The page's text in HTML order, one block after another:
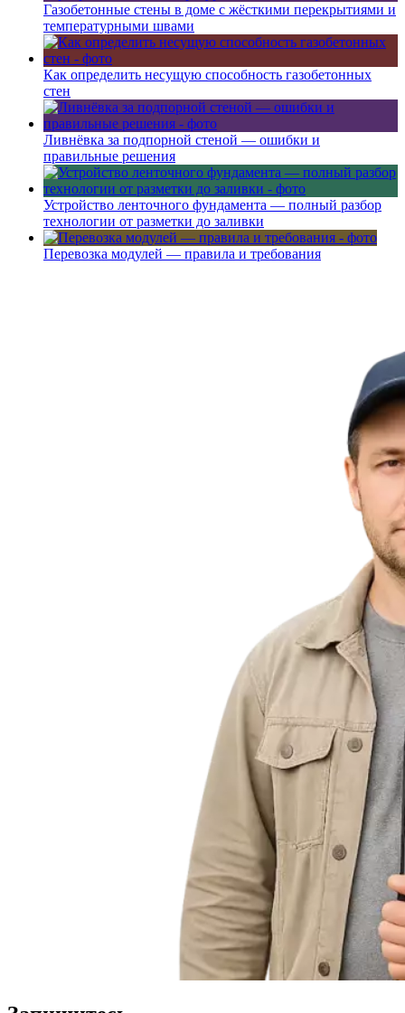
Газобетонные стены в доме с жёсткими перекрытиями и
температурными швами
Как определить несущую способность газобетонных
стен
Ливнёвка за подпорной стеной — ошибки и
правильные решения
Устройство ленточного фундамента — полный разбор
технологии от разметки до заливки
Перевозка модулей — правила и требования